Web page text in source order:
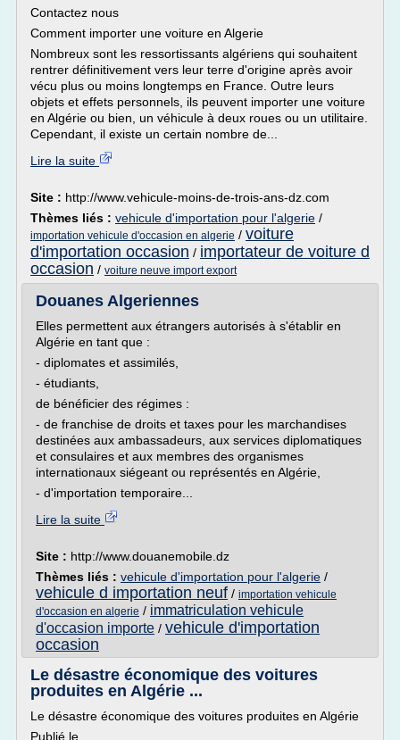
Contactez nous
Comment importer une voiture en Algerie
Nombreux sont les ressortissants algériens qui souhaitent
rentrer définitivement vers leur terre d'origine après avoir
vécu plus ou moins longtemps en France. Outre leurs
objets et effets personnels, ils peuvent importer une voiture
en Algérie ou bien, un véhicule à deux roues ou un utilitaire.
Cependant, il existe un certain nombre de...
Lire la suite
Site : http://www.vehicule-moins-de-trois-ans-dz.com
Thèmes liés : vehicule d'importation pour l'algerie /
importation vehicule d'occasion en algerie / voiture
d'importation occasion / importateur de voiture d
occasion / voiture neuve import export
Douanes Algeriennes
Elles permettent aux étrangers autorisés à s'établir en
Algérie en tant que :
- diplomates et assimilés,
- étudiants,
de bénéficier des régimes :
- de franchise de droits et taxes pour les marchandises
destinées aux ambassadeurs, aux services diplomatiques
et consulaires et aux membres des organismes
internationaux siégeant ou représentés en Algérie,
- d'importation temporaire...
Lire la suite
Site : http://www.douanemobile.dz
Thèmes liés : vehicule d'importation pour l'algerie /
vehicule d importation neuf / importation vehicule
d'occasion en algerie / immatriculation vehicule
d'occasion importe / vehicule d'importation
occasion
Le désastre économique des voitures
produites en Algérie ...
Le désastre économique des voitures produites en Algérie
Publié le